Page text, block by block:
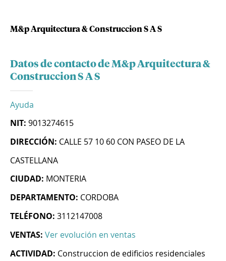
M&p Arquitectura & Construccion S A S
Datos de contacto de M&p Arquitectura &
Construccion S A S
Ayuda
NIT: 9013274615
DIRECCIÓN: CALLE 57 10 60 CON PASEO DE LA
CASTELLANA
CIUDAD: MONTERIA
DEPARTAMENTO: CORDOBA
TELÉFONO: 3112147008
VENTAS: Ver evolución en ventas
ACTIVIDAD: Construccion de edificios residenciales